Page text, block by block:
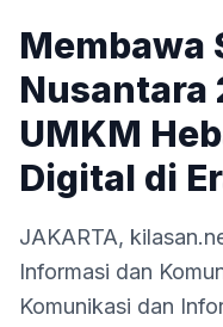
Membawa
Nusantara
UMKM
Digital di
JAKARTA,
Informasi dan
Komunikasi dan